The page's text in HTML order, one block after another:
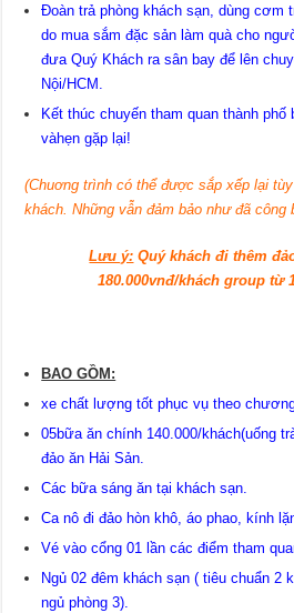
Đoàn trả phòng khách sạn, dùng cơm
do mua sắm đặc sản làm quà cho
đưa Quý Khách ra sân bay để lên
Nội/HCM.
Kết thúc chuyến tham quan thành
vàhẹn gặp lại!
(Chuơng trình có thể được sắp xếp lại
khách. Những vẫn đảm bảo như đã công
Lưu ý: Quý khách đi thêm
180.000vnđ/khách group từ
BAO GỒM:
xe chất lượng tốt phục vụ theo
05bữa ăn chính 140.000/khách(uống
đảo ăn Hải Sản.
Các bữa sáng ăn tại khách sạn.
Ca nô đi đảo hòn khô, áo phao, kính
Vé vào cổng 01 lần các điểm tham
Ngủ 02 đêm khách sạn ( tiêu chuẩn 2
ngủ phòng 3).